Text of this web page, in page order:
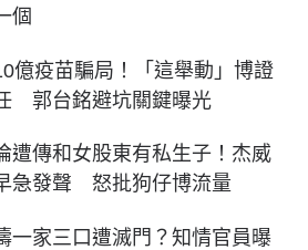
個
億疫苗騙局！「這舉動」博證
郭台銘避坑關鍵曝光
遭傳和女股東有私生子！杰威
急發聲 怒批狗仔博流量
一家三口遭滅門？知情官員曝